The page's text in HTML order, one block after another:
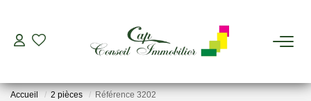
Accueil 2 pièces Référence 3202